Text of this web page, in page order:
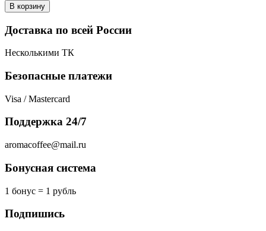
В корзину
Доставка по всей России
Несколькими ТК
Безопасные платежи
Visa / Mastercard
Поддержка 24/7
aromacoffee@mail.ru
Бонусная система
1 бонус = 1 рубль
Подпишись